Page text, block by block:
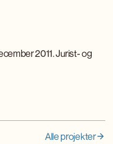
2011. Jurist- og
Alle projekter